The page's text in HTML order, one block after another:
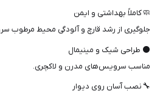
🧼 کاملاً بهداشتی و ایمن
جلوگیری از رشد قارچ و آلودگی محیط مرطوب
⚫ طراحی شیک و مینیمال
مناسب سرویس‌های مدرن و لاکچری.
🔧 نصب آسان روی دیوار